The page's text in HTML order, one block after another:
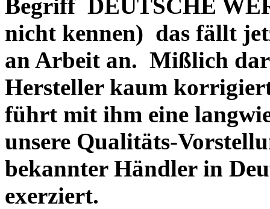
Begriff DEUTSCHE
nicht kennen) das fällt
an Arbeit an. Mißlich
Hersteller kaum
führt mit ihm eine
unsere Qualitäts-
bekannter Händler in
exerziert.